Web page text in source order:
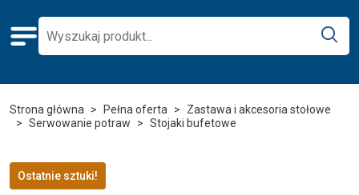
Strona główna Pełna oferta
Zastawa i akcesoria stołowe
Serwowanie potraw
Stojaki bufetowe
Ostatnie sztuki!